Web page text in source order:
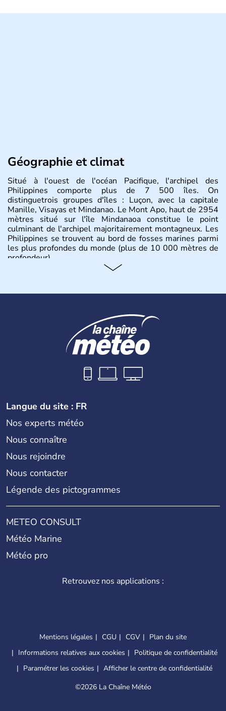
Géographie et climat
Situé à l'ouest de l'océan Pacifique, l'archipel des
Philippines comporte plus de 7 500 îles. On
distinguetrois groupes d'îles : Luçon, avec la capitale
Manille, Visayas et Mindanao. Le Mont Apo, haut de 2954
mètres situé sur l'île Mindanaoa constitue le point
culminant de l'archipel majoritairement montagneux. Les
Philippines se trouvent au bord de fosses marines parmi
les plus profondes du monde (plus de 10 000 mètres de
profondeur).
Langue du site : FR
Nos experts météo
Nous connaître
Nous rejoindre
Nous contacter
Légende des pictogrammes
METEO CONSULT
Météo Marine
Météo pro
Retrouvez nos applications :
Mentions légales CGU CGV
Plan du site
Informations relatives aux cookies
Politique de confidentialité
Paramétrer les cookies
Afficher le centre de confidentialité
©2026 La Chaîne Météo